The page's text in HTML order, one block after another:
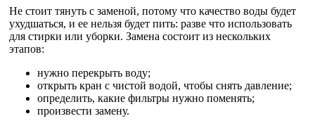
Не стоит тянуть с заменой, потому что качество воды будет
ухудшаться, и ее нельзя будет пить: разве что использовать
для стирки или уборки. Замена состоит из нескольких
этапов:
нужно перекрыть воду;
открыть кран с чистой водой, чтобы снять давление;
определить, какие фильтры нужно поменять;
произвести замену.